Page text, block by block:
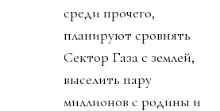
среди прочего,
планируют сровнять
Сектор Газа с землей,
выселить пару
миллионов с родины и